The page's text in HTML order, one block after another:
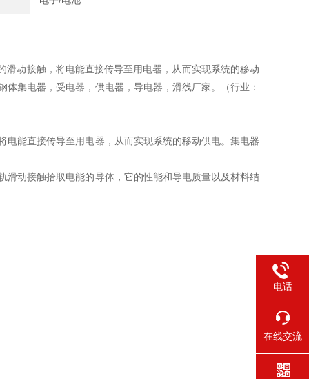
动接触，将电能直接传导至用电器，从而实现系统的移动
集电器，受电器，供电器，导电器，滑线厂家。（行业：
能直接传导至用电器，从而实现系统的移动供电。集电器
动接触拾取电能的导体，它的性能和导电质量以及材料结
电话
在线交流